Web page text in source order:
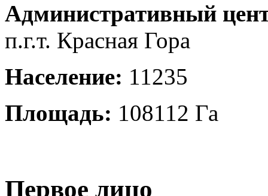
Административный
п.г.т. Красная Гора
Население: 11235
Площадь: 108112 Га
Первое лицо